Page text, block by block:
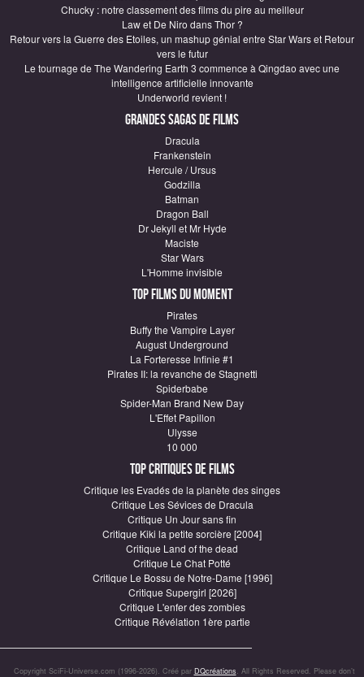
Chucky : notre classement des films du pire au meilleur
Law et De Niro dans Thor ?
Retour vers la Guerre des Etoiles, un mashup génial entre Star Wars et Retour
vers le futur
Le tournage de The Wandering Earth 3 commence à Qingdao avec une
intelligence artificielle innovante
Underworld revient !
Grandes sagas de Films
Dracula
Frankenstein
Hercule / Ursus
Godzilla
Batman
Dragon Ball
Dr Jekyll et Mr Hyde
Maciste
Star Wars
L'Homme invisible
Top Films du moment
Pirates
Buffy the Vampire Layer
August Underground
La Forteresse Infinie #1
Pirates II: la revanche de Stagnetti
Spiderbabe
Spider-Man Brand New Day
L'Effet Papillon
Ulysse
10 000
Top critiques de Films
Critique les Evadés de la planète des singes
Critique Les Sévices de Dracula
Critique Un Jour sans fin
Critique Kiki la petite sorcière [2004]
Critique Land of the dead
Critique Le Chat Potté
Critique Le Bossu de Notre-Dame [1996]
Critique Supergirl [2026]
Critique L'enfer des zombies
Critique Révélation 1ère partie
Copyright SciFi-Universe.com (1996-2026). Créé par DQcréations. All Rights Reserved. Please don’t